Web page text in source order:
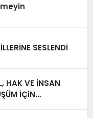
SESLENDİ
HAK VE İNSAN
İÇiN